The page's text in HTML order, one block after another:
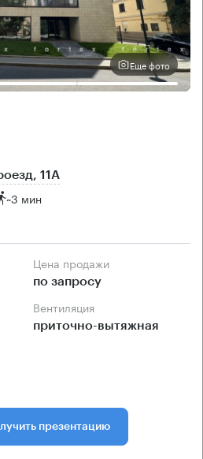
Еще фото
11А
~3 мин
Цена продажи
по запросу
Вентиляция
приточно-вытяжная
презентацию